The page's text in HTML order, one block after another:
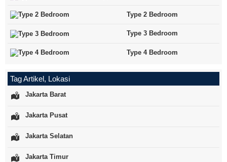
Type 2 Bedroom
Type 3 Bedroom
Type 4 Bedroom
Tag Artikel, Lokasi
Jakarta Barat
Jakarta Pusat
Jakarta Selatan
Jakarta Timur